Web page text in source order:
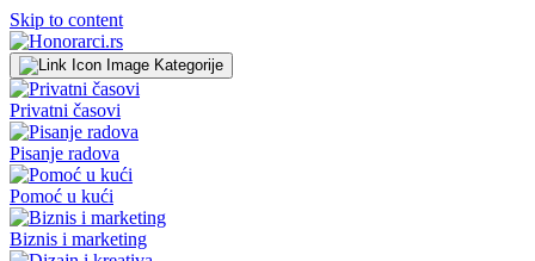
Skip to content
Kategorije
Privatni časovi
Pisanje radova
Pomoć u kući
Biznis i marketing